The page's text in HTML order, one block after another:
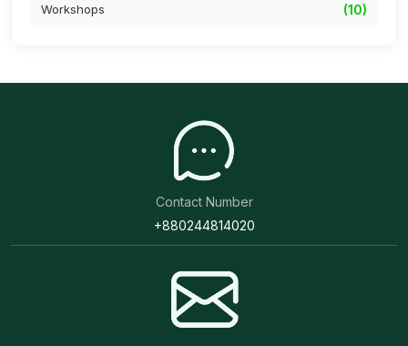
Workshops (10)
Contact Number
+880244814020